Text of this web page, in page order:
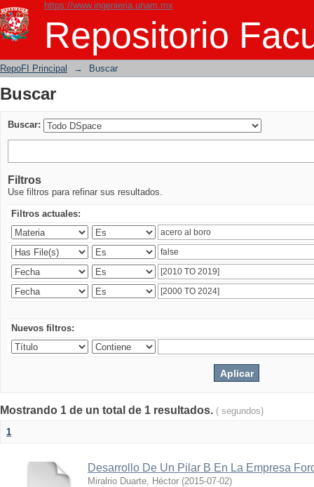
https://www.ingenieria.unam.mx
Repositorio
Buscar
RepoFI Principal → Buscar
Buscar
Buscar:
Filtros
Use filtros para refinar sus resultados.
Filtros actuales:
Nuevos filtros:
Mostrando 1 de un total de 1 resultados. ( segundos)
1
Desarrollo De Un Pilar B En La Empresa
Miralrio Duarte, Héctor (2015-07-02)